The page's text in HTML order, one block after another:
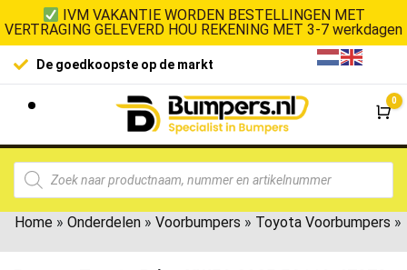
IVM VAKANTIE WORDEN BESTELLINGEN MET
VERTRAGING GELEVERD HOU REKENING MET 3-7 werkdagen
De goedkoopste op de markt
0
Home » Onderdelen » Voorbumpers » Toyota Voorbumpers »